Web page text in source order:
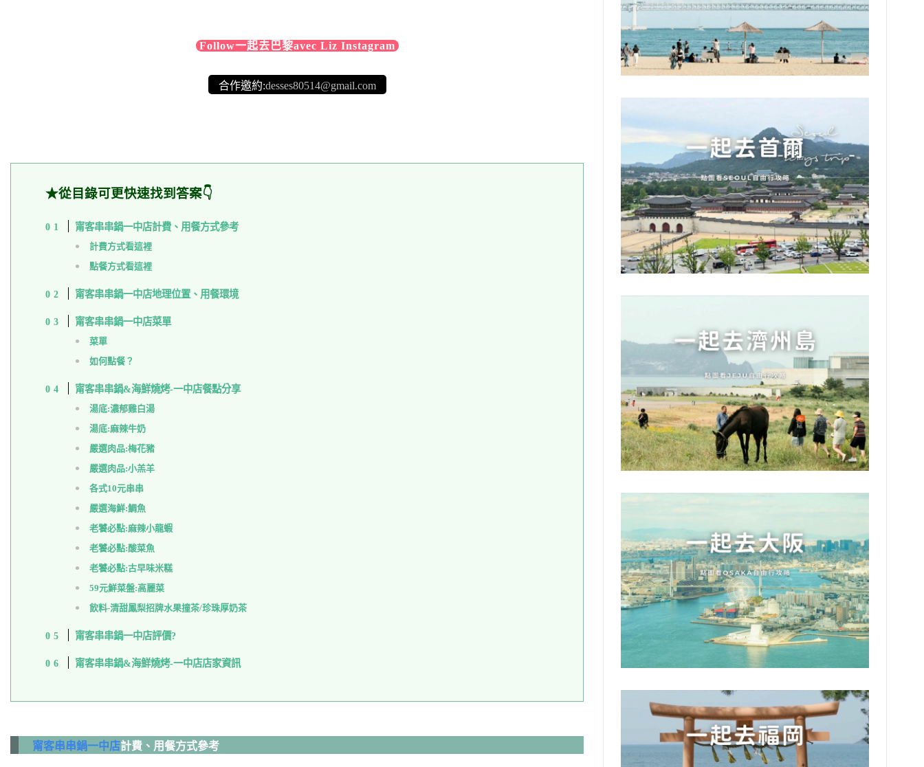
Follow一起去巴黎avec Liz Instagram
合作邀約:desses80514@gmail.com
★從目錄可更快速找到答案👇
甯客串串鍋一中店計費、用餐方式參考
計費方式看這裡
點餐方式看這裡
甯客串串鍋一中店地理位置、用餐環境
甯客串串鍋一中店菜單
菜單
如何點餐？
甯客串串鍋&海鮮燒烤-一中店餐點分享
湯底:濃郁雞白湯
湯底:麻辣牛奶
嚴選肉品:梅花豬
嚴選肉品:小羔羊
各式10元串串
嚴選海鮮:鯛魚
老饕必點:麻辣小龍蝦
老饕必點:酸菜魚
老饕必點:古早味米糕
59元鮮菜盤:高麗菜
飲料-清甜鳳梨招牌水果撞茶/珍珠厚奶茶
甯客串串鍋一中店評價?
甯客串串鍋&海鮮燒烤-一中店店家資訊
甯客串串鍋一中店計費、用餐方式參考